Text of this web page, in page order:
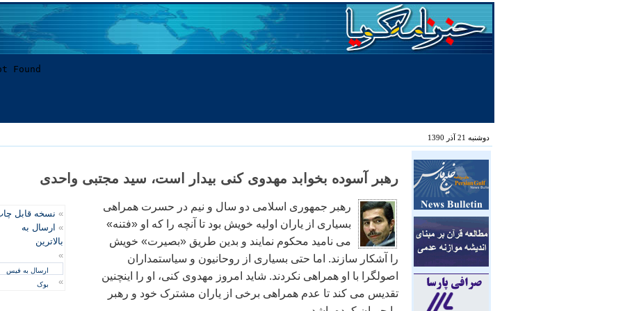
دوشنبه 21 آذر 1390
رهبر آسوده بخوابد مهدوی کنی بیدار است، سید مجتبی واحدی
» نسخه قابل
» ارسال به
بالاترین
»
ارسال به فیس
بوک
»
رهبر جمهوری اسلامی دو سال و نیم در حسرت همراهی
بسیاری از یاران اولیه خویش بود تا آنچه را که او «فتنه»
می نامید محکوم نمایند و بدین طریق «بصیرت»‌ خویش
را آشکار سازند. اما حتی بسیاری از روحانیون و سیاستمداران
اصولگرا با او همراهی نکردند. شاید امروز مهدوی کنی، او را اینچنین
تقدیس می کند تا عدم همراهی برخی از یاران مشترک خود و رهبر